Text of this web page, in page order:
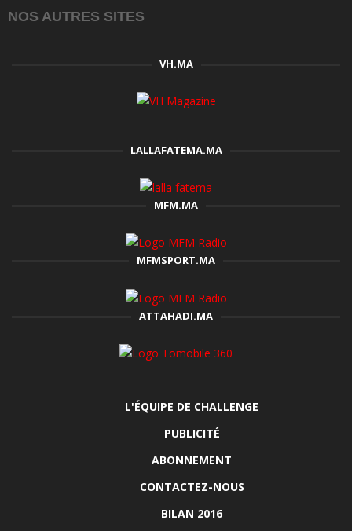
NOS AUTRES SITES
VH.MA
LALLAFATEMA.MA
MFM.MA
MFMSPORT.MA
ATTAHADI.MA
L'ÉQUIPE DE CHALLENGE
PUBLICITÉ
ABONNEMENT
CONTACTEZ-NOUS
BILAN 2016